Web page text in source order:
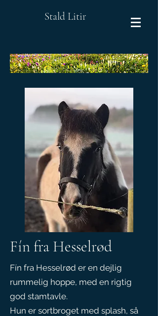
Stald Litir
Fín fra Hesselrød
Fín fra Hesselrød er en dejlig
rummelig hoppe, med en rigtig
god stamtavle.
Hun er sortbroget med splash, så